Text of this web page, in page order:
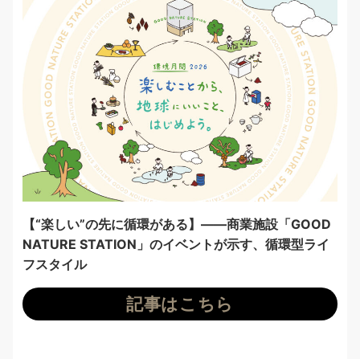
【“楽しい”の先に循環がある】――商業施設「GOOD
NATURE STATION」のイベントが示す、循環型ライ
フスタイル
記事はこちら